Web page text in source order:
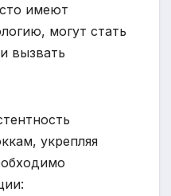
имеют
могут стать
вызвать
укрепляя